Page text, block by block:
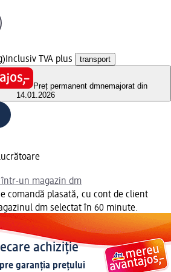
Inclusiv TVA plus transport
Preț permanent dmnemajorat din
14.01.2026
un magazin dm
comandă plasată, cu cont de client
dm selectat în 60 minute.
achiziție
garanția prețului